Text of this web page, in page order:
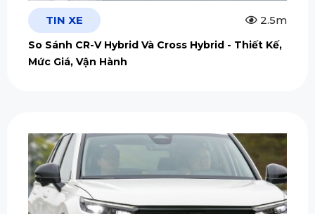
TIN XE 2.5m
So Sánh CR-V Hybrid Và Cross Hybrid - Thiết Kế,
Mức Giá, Vận Hành